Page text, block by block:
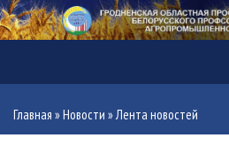
Главная »Новости »Лента новостей